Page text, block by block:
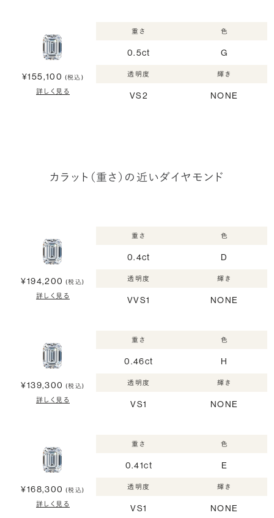
¥155,100 (税込)
詳しく見る
重さ
0.5ct
色
G
透明度
VS2
輝き
NONE
カラット（重さ）の近いダイヤモンド
¥194,200 (税込)
詳しく見る
重さ
0.4ct
色
D
透明度
VVS1
輝き
NONE
¥139,300 (税込)
詳しく見る
重さ
0.46ct
色
H
透明度
VS1
輝き
NONE
¥168,300 (税込)
詳しく見る
重さ
0.41ct
色
E
透明度
VS1
輝き
NONE